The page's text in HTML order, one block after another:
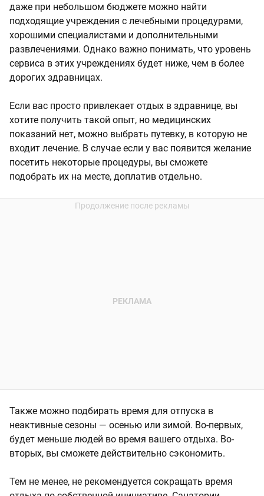
даже при небольшом бюджете можно найти
подходящие учреждения с лечебными процедурами,
хорошими специалистами и дополнительными
развлечениями. Однако важно понимать, что уровень
сервиса в этих учреждениях будет ниже, чем в более
дорогих здравницах.
Если вас просто привлекает отдых в здравнице, вы
хотите получить такой опыт, но медицинских
показаний нет, можно выбрать путевку, в которую не
входит лечение. В случае если у вас появится желание
посетить некоторые процедуры, вы сможете
подобрать их на месте, доплатив отдельно.
Также можно подбирать время для отпуска в
неактивные сезоны — осенью или зимой. Во-первых,
будет меньше людей во время вашего отдыха. Во-
вторых, вы сможете действительно сэкономить.
Тем не менее, не рекомендуется сокращать время